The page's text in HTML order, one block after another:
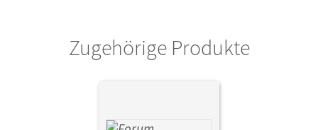
Cornelsen VerlagZugehörige Produkte